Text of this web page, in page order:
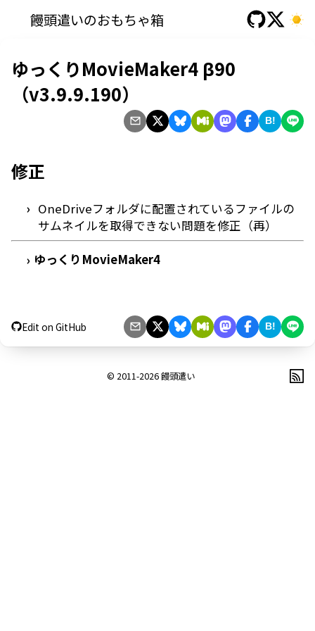
饅頭遣いのおもちゃ箱
ゆっくりMovieMaker4 β90
（v3.9.9.190）
B!
修正
OneDriveフォルダに配置されているファイルの
サムネイルを取得できない問題を修正（再）
› ゆっくりMovieMaker4
Edit on GitHub B!
© 2011-2026饅頭遣い